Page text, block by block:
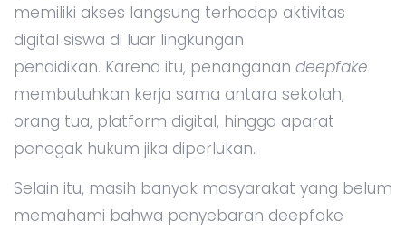
memiliki akses langsung terhadap aktivitas
digital siswa di luar lingkungan
pendidikan. Karena itu, penanganan deepfake
membutuhkan kerja sama antara sekolah,
orang tua, platform digital, hingga aparat
penegak hukum jika diperlukan.
Selain itu, masih banyak masyarakat yang belum
memahami bahwa penyebaran deepfake